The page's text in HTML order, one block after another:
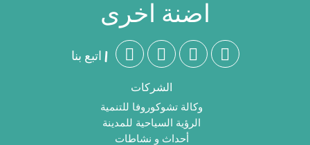
اضنة اخرى
اتبع بنا |
الشركات
وكالة تشوكوروفا للتنمية
الرؤية السياحية للمدينة
أحداث و نشاطات